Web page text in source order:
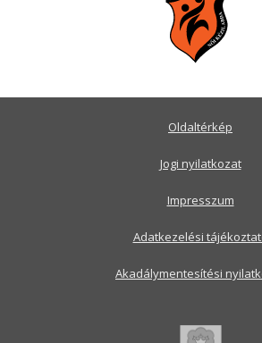
Oldaltérkép
Jogi nyilatkozat
Impresszum
Adatkezelési
Akadálymentesítési